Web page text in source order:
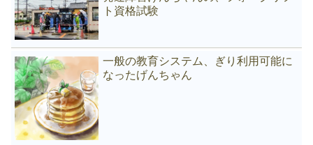
ト資格試験
一般の教育システム、ぎり利用可能に
なったげんちゃん